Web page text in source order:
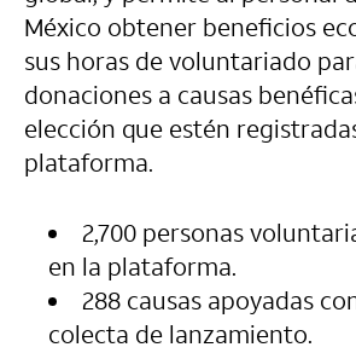
México obtener beneficios
sus horas de voluntariado
donaciones a causas
elección que estén
plataforma.
2,700 personas
en la plataforma.
288 causas apoyadas
colecta de lanzamiento.